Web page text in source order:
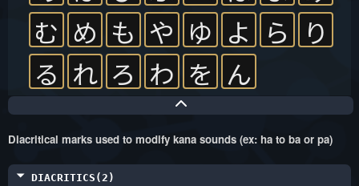
む め も や ゆ よ ら
り
る れ ろ わ を ん
Diacritical marks used to modify kana sounds (ex: ha to ba or pa)
DIACRITICS(2)